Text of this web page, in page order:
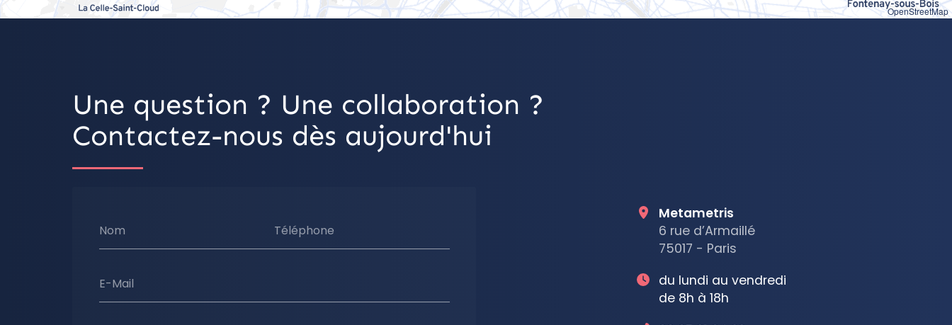
OpenStreetMap
Une question ? Une collaboration ?
Contactez-nous dès aujourd'hui
Nom Téléphone
E-Mail
Metametris
6 rue d’Armaillé
75017 - Paris
du lundi au vendredi
de 8h à 18h